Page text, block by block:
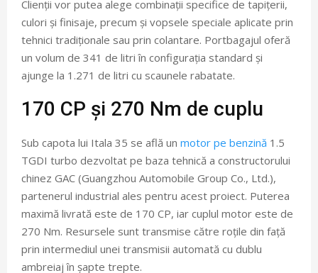
Clienții vor putea alege combinații specifice de tapițerii,
culori și finisaje, precum și vopsele speciale aplicate prin
tehnici tradiționale sau prin colantare. Portbagajul oferă
un volum de 341 de litri în configurația standard și
ajunge la 1.271 de litri cu scaunele rabatate.
170 CP și 270 Nm de cuplu
Sub capota lui Itala 35 se află un motor pe benzină 1.5
TGDI turbo dezvoltat pe baza tehnică a constructorului
chinez GAC (Guangzhou Automobile Group Co., Ltd.),
partenerul industrial ales pentru acest proiect. Puterea
maximă livrată este de 170 CP, iar cuplul motor este de
270 Nm. Resursele sunt transmise către roțile din față
prin intermediul unei transmisii automată cu dublu
ambreiaj în șapte trepte.